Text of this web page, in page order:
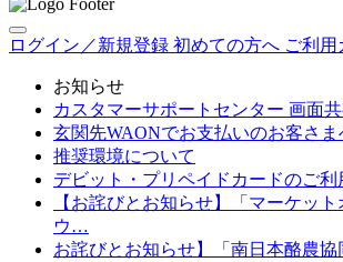
ログイン／新規登録 初めての方へ ご利用
お知らせ
カスタマーサポートセンター 画面
玄関先WAONでお支払いのお客さ
推奨環境について
デビット・プリペイドカードのご
【お詫びとお知らせ】「マーケッ
ウ…
お詫びとお知らせ】「南日本酪農